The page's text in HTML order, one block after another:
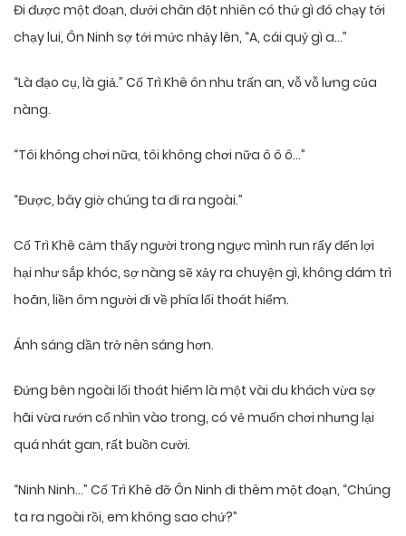
Đi được một đoạn, dưới chân đột nhiên có thứ gì đó chạy tới
chạy lui, Ôn Ninh sợ tới mức nhảy lên, “A, cái quỷ gì a…”
“Là đạo cụ, là giả.” Cố Trì Khê ôn nhu trấn an, vỗ vỗ lưng của
nàng.
“Tôi không chơi nữa, tôi không chơi nữa ô ô ô…”
“Được, bây giờ chúng ta đi ra ngoài.”
Cố Trì Khê cảm thấy người trong ngực mình run rẩy đến lợi
hại như sắp khóc, sợ nàng sẽ xảy ra chuyện gì, không dám trì
hoãn, liền ôm người đi về phía lối thoát hiểm.
Ánh sáng dần trở nên sáng hơn.
Đứng bên ngoài lối thoát hiểm là một vài du khách vừa sợ
hãi vừa rướn cổ nhìn vào trong, có vẻ muốn chơi nhưng lại
quá nhát gan, rất buồn cười.
“Ninh Ninh…” Cố Trì Khê đỡ Ôn Ninh đi thêm một đoạn, “Chúng
ta ra ngoài rồi, em không sao chứ?”